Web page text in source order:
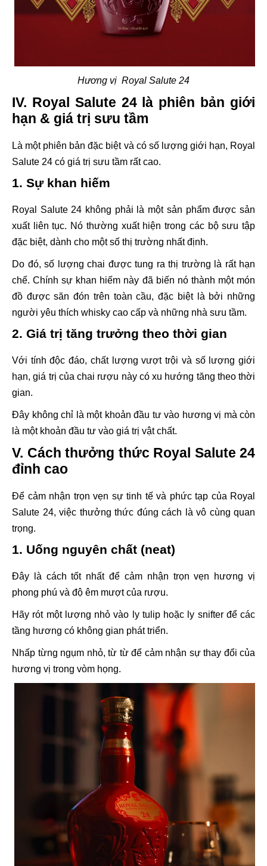
Hương vị Royal Salute 24
IV. Royal Salute 24 là phiên bản giới
hạn & giá trị sưu tầm
Là một phiên bản đặc biệt và có số lượng giới hạn, Royal
Salute 24 có giá trị sưu tầm rất cao.
1. Sự khan hiếm
Royal Salute 24 không phải là một sản phẩm được sản
xuất liên tục. Nó thường xuất hiện trong các bộ sưu tập
đặc biệt, dành cho một số thị trường nhất định.
Do đó, số lượng chai được tung ra thị trường là rất hạn
chế. Chính sự khan hiếm này đã biến nó thành một món
đồ được săn đón trên toàn cầu, đặc biệt là bởi những
người yêu thích whisky cao cấp và những nhà sưu tầm.
2. Giá trị tăng trưởng theo thời gian
Với tính độc đáo, chất lượng vượt trội và số lượng giới
hạn, giá trị của chai rượu này có xu hướng tăng theo thời
gian.
Đây không chỉ là một khoản đầu tư vào hương vị mà còn
là một khoản đầu tư vào giá trị vật chất.
V. Cách thưởng thức Royal Salute 24
đỉnh cao
Để cảm nhận trọn vẹn sự tinh tế và phức tạp của Royal
Salute 24, việc thưởng thức đúng cách là vô cùng quan
trọng.
1. Uống nguyên chất (neat)
Đây là cách tốt nhất để cảm nhận trọn vẹn hương vị
phong phú và độ êm mượt của rượu.
Hãy rót một lượng nhỏ vào ly tulip hoặc ly snifter để các
tầng hương có không gian phát triển.
Nhấp từng ngụm nhỏ, từ từ để cảm nhận sự thay đổi của
hương vị trong vòm họng.